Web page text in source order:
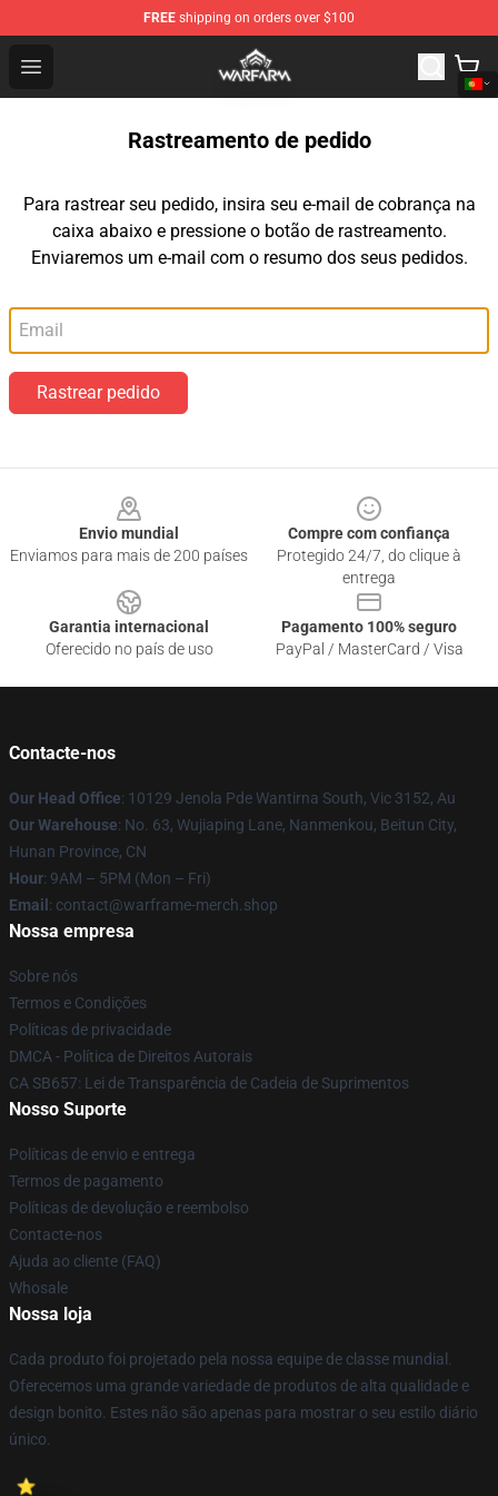
FREE shipping on orders over $100
Open menu
Warframe Shop - Official Warframe Merchandise Store
Rastreamento de pedido
Para rastrear seu pedido, insira seu e-mail de cobrança na
caixa abaixo e pressione o botão de rastreamento.
Enviaremos um e-mail com o resumo dos seus pedidos.
Rastrear pedido
Envio mundial
Enviamos para mais de 200 países
Compre com confiança
Protegido 24/7, do clique à
entrega
Garantia internacional
Oferecido no país de uso
Pagamento 100% seguro
PayPal / MasterCard / Visa
Contacte-nos
Our Head Office: 10129 Jenola Pde Wantirna South, Vic 3152, Au
Our Warehouse: No. 63, Wujiaping Lane, Nanmenkou, Beitun City,
Hunan Province, CN
Hour: 9AM – 5PM (Mon – Fri)
Email : contact@warframe-merch.shop
Nossa empresa
Sobre nós
Termos e Condições
Políticas de privacidade
DMCA - Política de Direitos Autorais
CA SB657: Lei de Transparência de Cadeia de Suprimentos
Nosso Suporte
Políticas de envio e entrega
Termos de pagamento
Políticas de devolução e reembolso
Contacte-nos
Ajuda ao cliente (FAQ)
Whosale
Nossa loja
Cada produto foi projetado pela nossa equipe de classe mundial.
Oferecemos uma grande variedade de produtos de alta qualidade e
design bonito. Estes não são apenas para mostrar o seu estilo diário
único.